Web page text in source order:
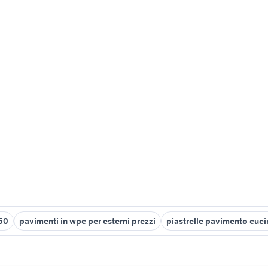
pavimenti in wpc per esterni prezzi piastrelle pavimento